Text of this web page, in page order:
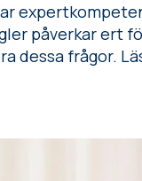
påverkar ert
dessa frågor.